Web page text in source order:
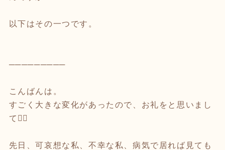
以下はその一つです。
─────────
こんばんは。
すごく大きな変化があったので、お礼をと思いまし
て🙇‍♀️
先日、可哀想な私、不幸な私、病気で居れば見ても